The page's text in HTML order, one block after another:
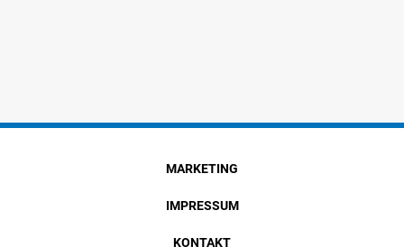
MARKETING
IMPRESSUM
KONTAKT